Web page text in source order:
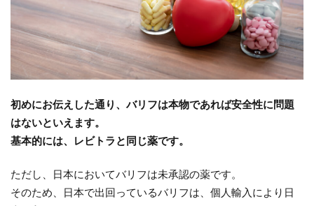
初めにお伝えした通り、バリフは本物であれば安全性に問題
はないといえます。
基本的には、レビトラと同じ薬です。
ただし、日本においてバリフは未承認の薬です。
そのため、日本で出回っているバリフは、個人輸入により日